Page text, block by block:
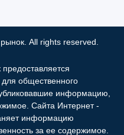
All rights reserved.
общественного
информацию,
Сайта Интернет -
информацию
за ее содержимое.